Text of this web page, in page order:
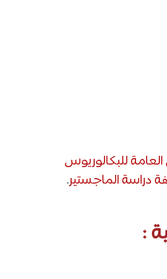
للبكالوريوس
دراسة الماجستير.
: